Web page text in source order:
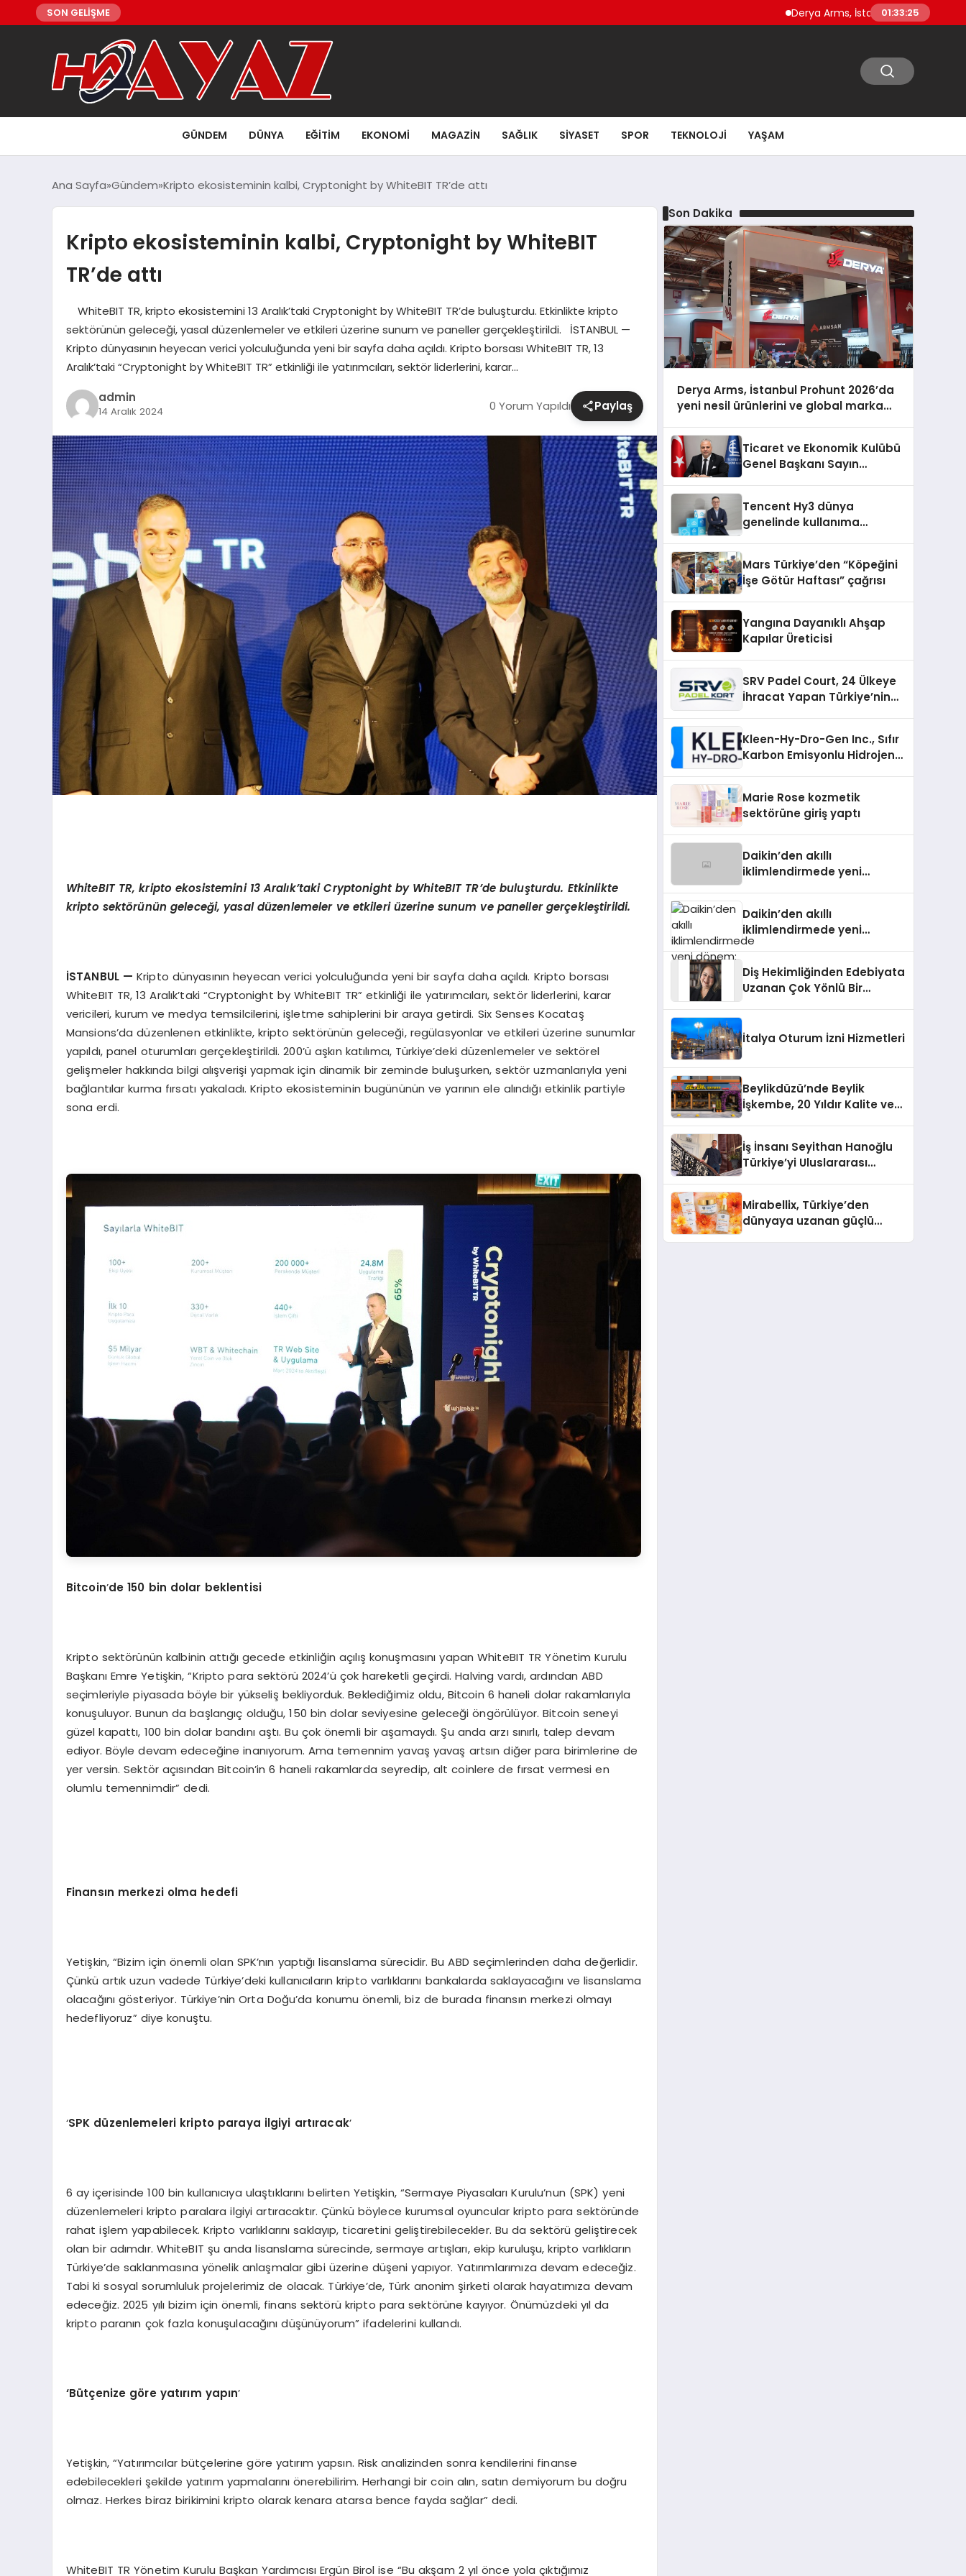
SON GELİŞME Derya Arms, İstanbul Prohunt 2026’da
01:33:27
GÜNDEM DÜNYA EĞITIM EKONOMI MAGAZIN SAĞLIK SIYASET SPOR TEKNOLOJI YAŞAM
Ana Sayfa Gündem Kripto ekosisteminin kalbi, Cryptonight by WhiteBIT TR’de attı
Kripto ekosisteminin kalbi, Cryptonight by WhiteBIT
TR’de attı
WhiteBIT TR, kripto ekosistemini 13 Aralık’taki Cryptonight by WhiteBIT TR’de buluşturdu. Etkinlikte kripto
sektörünün geleceği, yasal düzenlemeler ve etkileri üzerine sunum ve paneller gerçekleştirildi. İSTANBUL —
Kripto dünyasının heyecan verici yolculuğunda yeni bir sayfa daha açıldı. Kripto borsası WhiteBIT TR, 13
Aralık’taki “Cryptonight by WhiteBIT TR” etkinliği ile yatırımcıları, sektör liderlerini, karar…
admin
14 Aralık 2024 0 Yorum Yapıldı Paylaş
WhiteBIT TR, kripto ekosistemini 13 Aralık’taki Cryptonight by WhiteBIT TR’de buluşturdu. Etkinlikte
kripto sektörünün geleceği, yasal düzenlemeler ve etkileri üzerine sunum ve paneller gerçekleştirildi.
İSTANBUL — Kripto dünyasının heyecan verici yolculuğunda yeni bir sayfa daha açıldı. Kripto borsası
WhiteBIT TR, 13 Aralık’taki “Cryptonight by WhiteBIT TR” etkinliği ile yatırımcıları, sektör liderlerini, karar
vericileri, kurum ve medya temsilcilerini, işletme sahiplerini bir araya getirdi. Six Senses Kocataş
Mansions’da düzenlenen etkinlikte, kripto sektörünün geleceği, regülasyonlar ve etkileri üzerine sunumlar
yapıldı, panel oturumları gerçekleştirildi. 200’ü aşkın katılımcı, Türkiye’deki düzenlemeler ve sektörel
gelişmeler hakkında bilgi alışverişi yapmak için dinamik bir zeminde buluşurken, sektör uzmanlarıyla yeni
bağlantılar kurma fırsatı yakaladı. Kripto ekosisteminin bugününün ve yarının ele alındığı etkinlik partiyle
sona erdi.
Bitcoin’de 150 bin dolar beklentisi
Kripto sektörünün kalbinin attığı gecede etkinliğin açılış konuşmasını yapan WhiteBIT TR Yönetim Kurulu
Başkanı Emre Yetişkin, “Kripto para sektörü 2024’ü çok hareketli geçirdi. Halving vardı, ardından ABD
seçimleriyle piyasada böyle bir yükseliş bekliyorduk. Beklediğimiz oldu, Bitcoin 6 haneli dolar rakamlarıyla
konuşuluyor. Bunun da başlangıç olduğu, 150 bin dolar seviyesine geleceği öngörülüyor. Bitcoin seneyi
güzel kapattı, 100 bin dolar bandını aştı. Bu çok önemli bir aşamaydı. Şu anda arzı sınırlı, talep devam
ediyor. Böyle devam edeceğine inanıyorum. Ama temennim yavaş yavaş artsın diğer para birimlerine de
yer versin. Sektör açısından Bitcoin’in 6 haneli rakamlarda seyredip, alt coinlere de fırsat vermesi en
olumlu temennimdir” dedi.
Finansın merkezi olma hedefi
Yetişkin, “Bizim için önemli olan SPK’nın yaptığı lisanslama sürecidir. Bu ABD seçimlerinden daha değerlidir.
Çünkü artık uzun vadede Türkiye’deki kullanıcıların kripto varlıklarını bankalarda saklayacağını ve lisanslama
olacağını gösteriyor. Türkiye’nin Orta Doğu’da konumu önemli, biz de burada finansın merkezi olmayı
hedefliyoruz” diye konuştu.
‘SPK düzenlemeleri kripto paraya ilgiyi artıracak’
6 ay içerisinde 100 bin kullanıcıya ulaştıklarını belirten Yetişkin, “Sermaye Piyasaları Kurulu’nun (SPK) yeni
düzenlemeleri kripto paralara ilgiyi artıracaktır. Çünkü böylece kurumsal oyuncular kripto para sektöründe
rahat işlem yapabilecek. Kripto varlıklarını saklayıp, ticaretini geliştirebilecekler. Bu da sektörü geliştirecek
olan bir adımdır. WhiteBIT şu anda lisanslama sürecinde, sermaye artışları, ekip kuruluşu, kripto varlıkların
Türkiye’de saklanmasına yönelik anlaşmalar gibi üzerine düşeni yapıyor. Yatırımlarımıza devam edeceğiz.
Tabi ki sosyal sorumluluk projelerimiz de olacak. Türkiye’de, Türk anonim şirketi olarak hayatımıza devam
edeceğiz. 2025 yılı bizim için önemli, finans sektörü kripto para sektörüne kayıyor. Önümüzdeki yıl da
kripto paranın çok fazla konuşulacağını düşünüyorum” ifadelerini kullandı.
‘Bütçenize göre yatırım yapın’
Yetişkin, “Yatırımcılar bütçelerine göre yatırım yapsın. Risk analizinden sonra kendilerini finanse
edebilecekleri şekilde yatırım yapmalarını önerebilirim. Herhangi bir coin alın, satın demiyorum bu doğru
olmaz. Herkes biraz birikimini kripto olarak kenara atarsa bence fayda sağlar” dedi.
WhiteBIT TR Yönetim Kurulu Başkan Yardımcısı Ergün Birol ise “Bu akşam 2 yıl önce yola çıktığımız
Son Dakika
Derya Arms, İstanbul Prohunt 2026’da
yeni nesil ürünlerini ve global marka
Ticaret ve Ekonomik Kulübü
Genel Başkanı Sayın
şunları kaydetti:
Tencent Hy3 dünya
genelinde kullanıma
Mars Türkiye’den “Köpeğini
İşe Götür Haftası” çağrısı
Yangına Dayanıklı Ahşap
Kapılar Üreticisi
SRV Padel Court, 24 Ülkeye
İhracat Yapan Türkiye’nin
Kleen-Hy-Dro-Gen Inc., Sıfır
Karbon Emisyonlu Hidrojen
Aldı
Marie Rose kozmetik
sektörüne giriş yaptı
Daikin’den akıllı
iklimlendirmede yeni
Daikin’den akıllı
iklimlendirmede yeni
dönem: Madoka Plus
Diş Hekimliğinden Edebiyata
Uzanan Çok Yönlü Bir
İtalya Oturum İzni Hizmetleri
Beylikdüzü’nde Beylik
İşkembe, 20 Yıldır Kalite ve
İş İnsanı Seyithan Hanoğlu
Türkiye’yi Uluslararası
Mirabellix, Türkiye’den
dünyaya uzanan güçlü